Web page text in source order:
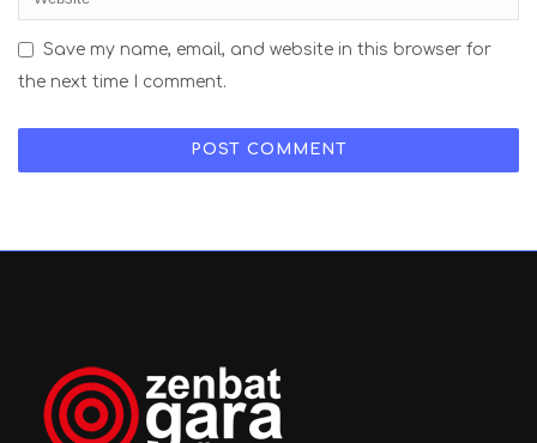
Save my name, email, and website in this browser for
the next time I comment.